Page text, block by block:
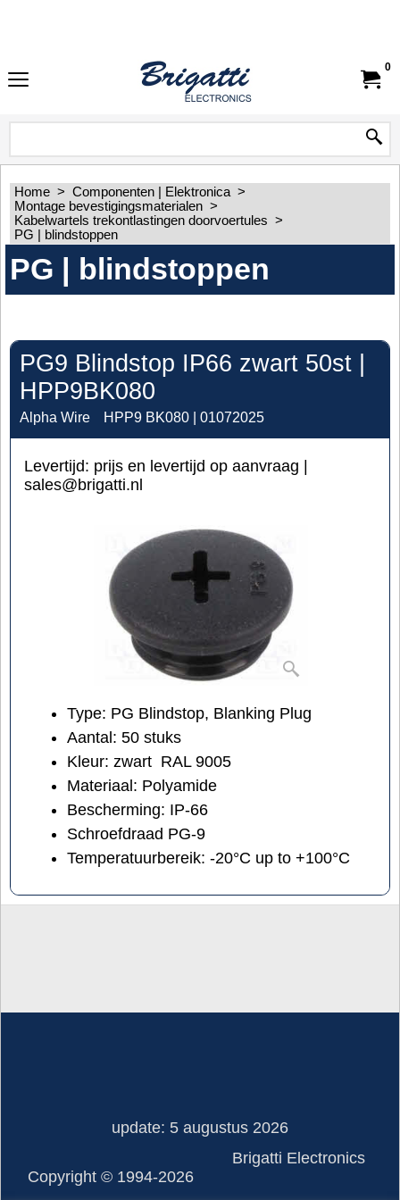
0
Home > Componenten | Elektronica >
Montage bevestigingsmaterialen >
Kabelwartels trekontlastingen doorvoertules >
PG | blindstoppen
PG | blindstoppen
PG9 Blindstop IP66 zwart 50st |
HPP9BK080
Alpha Wire HPP9 BK080 | 01072025
Levertijd: prijs en levertijd op aanvraag |
sales@brigatti.nl
Type: PG Blindstop, Blanking Plug
Aantal: 50 stuks
Kleur: zwart RAL 9005
Materiaal: Polyamide
Bescherming: IP-66
Schroefdraad PG-9
Temperatuurbereik: -20°C up to +100°C
update: 5 augustus 2026
Brigatti Electronics
Copyright © 1994-2026